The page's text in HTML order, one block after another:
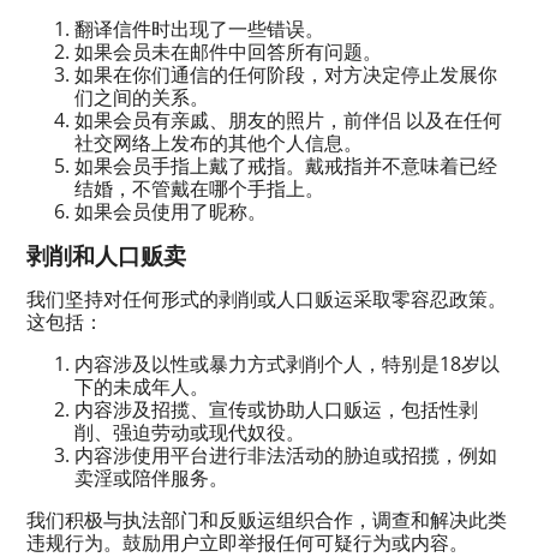
翻译信件时出现了一些错误。
如果会员未在邮件中回答所有问题。
如果在你们通信的任何阶段，对方决定停止发展你
们之间的关系。
如果会员有亲戚、朋友的照片，前伴侣 以及在任何
社交网络上发布的其他个人信息。
如果会员手指上戴了戒指。戴戒指并不意味着已经
结婚，不管戴在哪个手指上。
如果会员使用了昵称。
剥削和人口贩卖
我们坚持对任何形式的剥削或人口贩运采取零容忍政策。
这包括：
内容涉及以性或暴力方式剥削个人，特别是18岁以
下的未成年人。
内容涉及招揽、宣传或协助人口贩运，包括性剥
削、强迫劳动或现代奴役。
内容涉使用平台进行非法活动的胁迫或招揽，例如
卖淫或陪伴服务。
我们积极与执法部门和反贩运组织合作，调查和解决此类
违规行为。鼓励用户立即举报任何可疑行为或内容。